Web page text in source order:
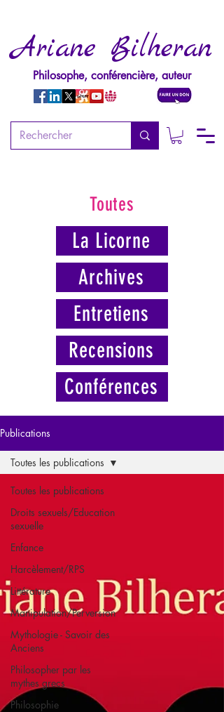
Ariane Bilheran
Philosophe, conférencière, auteur
Toutes
La Licorne
Archives
Entretiens
Recensions
Conférences
Publications
Toutes les publications
Droits sexuels/Education
sexuelle
Enfance
Harcèlement/RPS
Littérature
Manipulation/Perversion
Mythologie - Savoir des
Anciens
Philosopher par les
mythes grecs
Philosophie
Toutes les publications